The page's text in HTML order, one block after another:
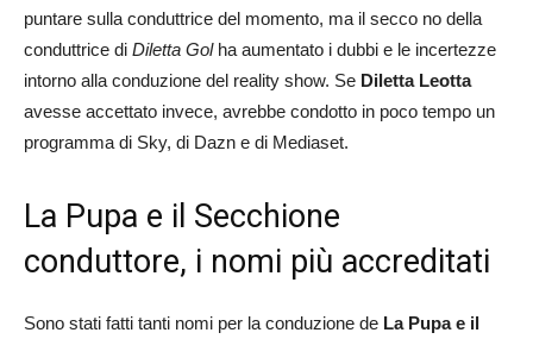
puntare sulla conduttrice del momento, ma il secco no della
conduttrice di Diletta Golha aumentato i dubbi e le incertezze
intorno alla conduzione del reality show. Se Diletta Leotta
avesse accettato invece, avrebbe condotto in poco tempo un
programma di Sky, di Dazn e di Mediaset.
La Pupa e il Secchione
conduttore, i nomi più accreditati
Sono stati fatti tanti nomi per la conduzione de La Pupa e il